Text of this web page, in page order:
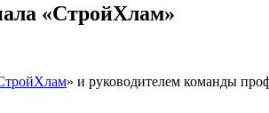
«СтройХлам»
» и руководителем команды